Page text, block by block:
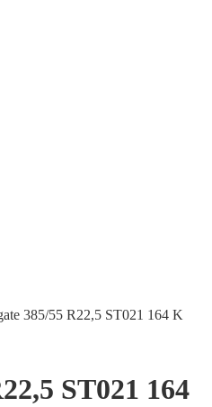
385/55 R22,5 ST021 164 K
ST021 164